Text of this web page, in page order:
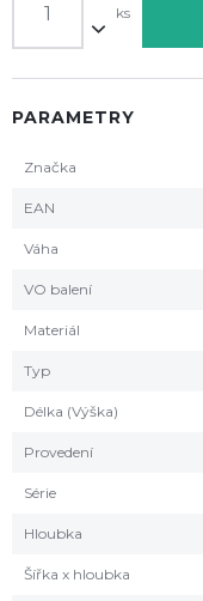
ks
PARAMETRY
Značka
EAN
Váha
VO balení
Materiál
Typ
Délka (Výška)
Provedení
Série
Hloubka
Šířka x hloubka